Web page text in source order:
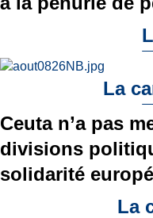
La
Ceuta n’a pas
divisions
solidarité
La